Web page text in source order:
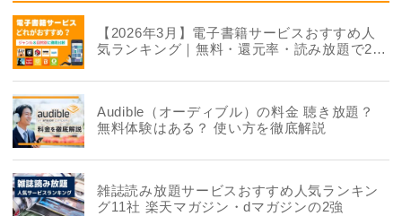
【2026年3月】電子書籍サービスおすすめ人
気ランキング｜無料・還元率・読み放題で22
Audible（オーディブル）の料金 聴き放題？
無料体験はある？ 使い方を徹底解説
雑誌読み放題サービスおすすめ人気ランキン
グ11社 楽天マガジン・dマガジンの2強